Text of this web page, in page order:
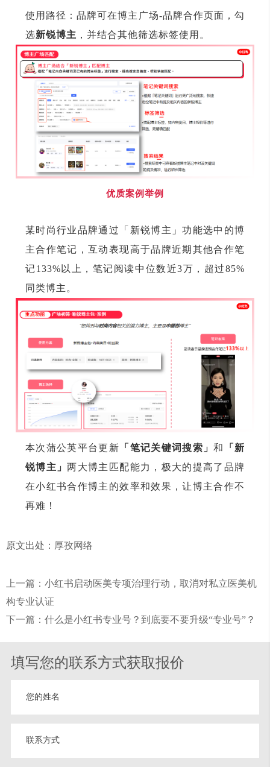
使用路径：品牌可在博主广场-品牌合作页面，勾
选新锐博主 ，并结合其他筛选标签使用。
优质案例举例
某时尚行业品牌通过「新锐博主」功能选中的博
主合作笔记，互动表现高于品牌近期其他合作笔
记133%以上，笔记阅读中位数近3万，超过85%
同类博主。
本次蒲公英平台更新 「笔记关键词搜索」和
「新
锐博主」两大博主匹配能力，极大的提高了品牌
在小红书合作博主的效率和效果，让博主合作不
再难！
原文出处： 厚孜网络
上一篇：小红书启动医美专项治理行动，取消对私立医美机
构专业认证
下一篇：什么是小红书专业号？到底要不要升级“专业号”？
填写您的联系方式获取报价